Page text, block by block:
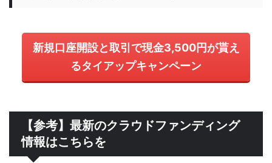
新規口座開設と取引で現金3,500円が貰え
るタイアップキャンペーン
【参考】最新のクラウドファンディング
情報はこちらを